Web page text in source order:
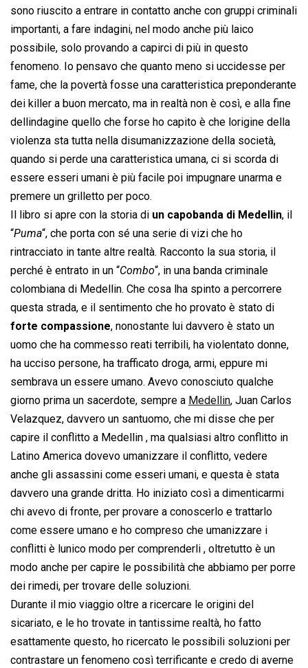
sono riuscito a entrare in contatto anche con gruppi criminali
importanti, a fare indagini, nel modo anche più laico
possibile, solo provando a capirci di più in questo
fenomeno. Io pensavo che quanto meno si uccidesse per
fame, che la povertà fosse una caratteristica preponderante
dei killer a buon mercato, ma in realtà non è così, e alla fine
dellindagine quello che forse ho capito è che lorigine della
violenza sta tutta nella disumanizzazione della società,
quando si perde una caratteristica umana, ci si scorda di
essere esseri umani è più facile poi impugnare unarma e
premere un grilletto per poco.
Il libro si apre con la storia di un capobanda di Medellin, il
“Puma“, che porta con sé una serie di vizi che ho
rintracciato in tante altre realtà. Racconto la sua storia, il
perché è entrato in un “Combo“, in una banda criminale
colombiana di Medellin. Che cosa lha spinto a percorrere
questa strada, e il sentimento che ho provato è stato di
forte compassione, nonostante lui davvero è stato un
uomo che ha commesso reati terribili, ha violentato donne,
ha ucciso persone, ha trafficato droga, armi, eppure mi
sembrava un essere umano. Avevo conosciuto qualche
giorno prima un sacerdote, sempre a Medellin, Juan Carlos
Velazquez, davvero un santuomo, che mi disse che per
capire il conflitto a Medellin , ma qualsiasi altro conflitto in
Latino America dovevo umanizzare il conflitto, vedere
anche gli assassini come esseri umani, e questa è stata
davvero una grande dritta. Ho iniziato così a dimenticarmi
chi avevo di fronte, per provare a conoscerlo e trattarlo
come essere umano e ho compreso che umanizzare i
conflitti è lunico modo per comprenderli , oltretutto è un
modo anche per capire le possibilità che abbiamo per porre
dei rimedi, per trovare delle soluzioni.
Durante il mio viaggio oltre a ricercare le origini del
sicariato, e le ho trovate in tantissime realtà, ho fatto
esattamente questo, ho ricercato le possibili soluzioni per
contrastare un fenomeno così terrificante e credo di averne